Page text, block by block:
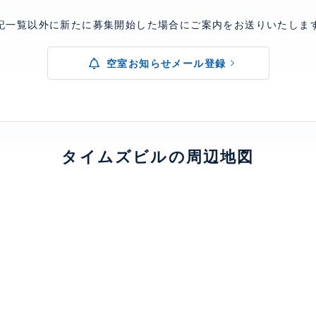
一覧以外に新たに募集開始した場合にご案内をお送りいたしま
空室お知らせメール登録
タイムズビルの周辺地図